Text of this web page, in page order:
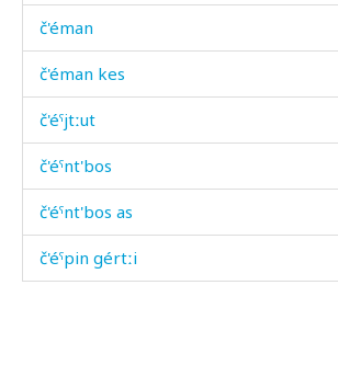
č'éman
č'éman kes
č'éˤjtːut
č'éˤnt'bos
č'éˤnt'bos as
č'éˤpin gértːi